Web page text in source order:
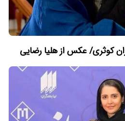
کوثری/ عکس از هلیا رضایی